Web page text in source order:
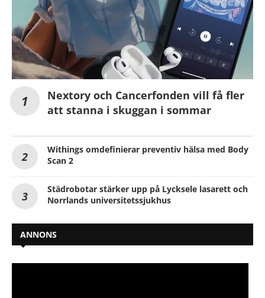
Nextory och Cancerfonden vill få fler
att stanna i skuggan i sommar
Withings omdefinierar preventiv hälsa med Body
Scan 2
Städrobotar stärker upp på Lycksele lasarett och
Norrlands universitetssjukhus
ANNONS